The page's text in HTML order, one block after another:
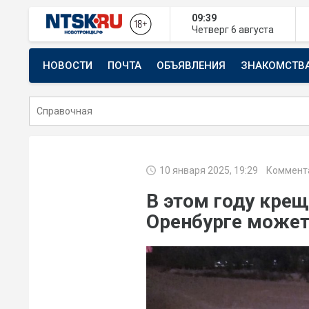
09:40
Четверг 6 августа
НОВОСТИ ПОЧТА ОБЪЯВЛЕНИЯ
СТРОИТЕЛЬСТВО И РЕМОНТ
10 января 2025, 19:29
В этом году
Оренбурге